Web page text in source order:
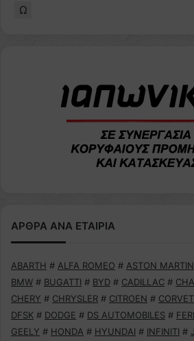
Ω
ΑΡΘΡΑ ΑΝΑ ΕΤΑΙΡΙΑ
ABARTH # ALFA ROMEO # ASTON MARTIN
BMW # BUGATTI # BYD # CADILLAC #
CHERY # CHRYSLER # CITROEN #
DFSK # DODGE # DS AUTOMOBILES #
GEELY # HONDA # HYUNDAI # INFINITI #